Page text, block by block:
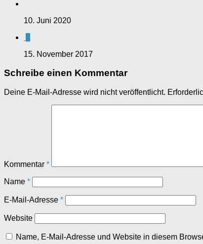
10. Juni 2020
15. November 2017
Schreibe einen Kommentar
Deine E-Mail-Adresse wird nicht veröffentlicht.
Kommentar *
Name *
E-Mail-Adresse *
Website
Name, E-Mail-Adresse und Website in diesem